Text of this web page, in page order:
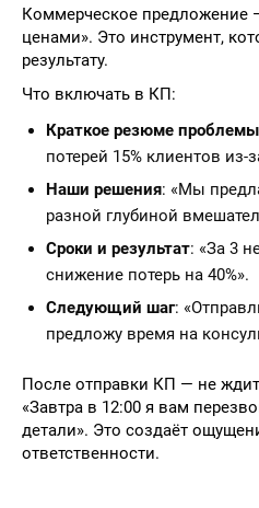
Коммерческое предложение
ценами». Это инструмент,
результату.
Что включать в КП:
Краткое резюме проблемы
потерей 15% клиентов
Наши решения: «Мы
разной глубиной
Сроки и результат: «За 3
снижение потерь на 40%».
Следующий шаг:
предложу время на
После отправки КП — не
«Завтра в 12:00 я вам
детали». Это создаёт
ответственности.